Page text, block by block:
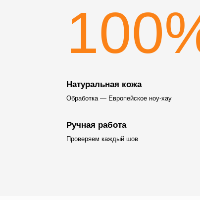
Натуральная кожа
Обработка — Европейское ноу-хау
Ручная работа
Проверяем каждый шов